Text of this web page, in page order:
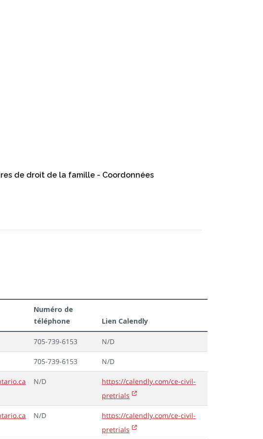
de droit de la famille - Coordonnées
Numéro de
téléphone
Lien Calendly
705-739-6153 N/D
705-739-6153 N/D
N/D
https://calendly.com/ce-civil-
pretrials
N/D
https://calendly.com/ce-civil-
pretrials